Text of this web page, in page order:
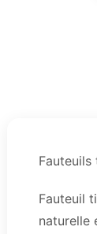
Fauteuil
naturelle